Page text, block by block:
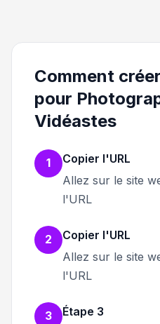
Comment
pour
Vidéastes
1
Copier l'URL
Allez sur le site
l'URL
2
Copier l'URL
Allez sur le site
l'URL
3 Étape 3